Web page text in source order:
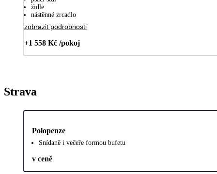
židle
nástěnné zrcadlo
zobrazit podrobnosti
+1 558 Kč /pokoj
Strava
Polopenze
Snídaně i večeře formou bufetu
v ceně